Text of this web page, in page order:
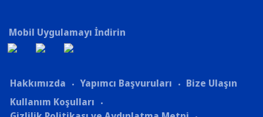
Mobil Uygulamayı İndirin
Hakkımızda Yapımcı Başvuruları
Bize Ulaşın
Kullanım Koşulları